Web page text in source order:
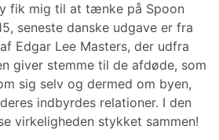
fik mig til at tænke på Spoon
seneste danske udgave er fra
Edgar Lee Masters, der udfra
giver stemme til de afdøde, som
sig selv og dermed om byen,
indbyrdes relationer. I den
virkeligheden stykket sammen!